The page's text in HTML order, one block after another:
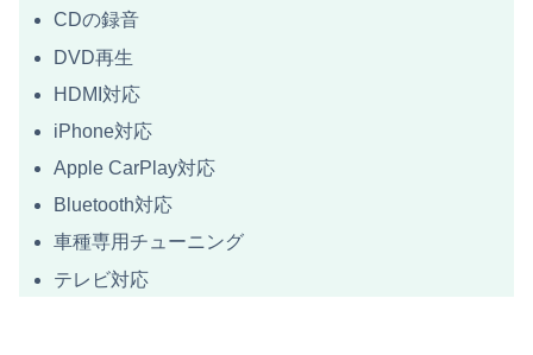
CDの録音
DVD再生
HDMI対応
iPhone対応
Apple CarPlay対応
Bluetooth対応
車種専用チューニング
テレビ対応